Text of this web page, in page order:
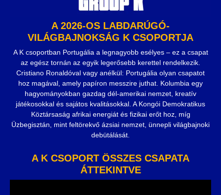
A 2026-OS LABDARÚGÓ-
VILÁGBAJNOKSÁG K CSOPORTJA
A K csoportban Portugália a legnagyobb esélyes – ez a csapat
az egész tornán az egyik legerősebb kerettel rendelkezik.
Cristiano Ronaldóval vagy anélkül: Portugália olyan csapatot
hoz magával, amely papíron messzire juthat. Kolumbia egy
hagyományokban gazdag dél-amerikai nemzet, kreatív
játékosokkal és sajátos kvalitásokkal. A Kongói Demokratikus
Köztársaság afrikai energiát és fizikai erőt hoz, míg
Üzbegisztán, mint feltörekvő ázsiai nemzet, ünnepli világbajnoki
debütálását.
A K CSOPORT ÖSSZES CSAPATA
ÁTTEKINTVE